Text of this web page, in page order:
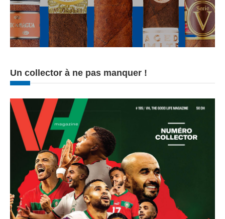
Un collector à ne pas manquer !